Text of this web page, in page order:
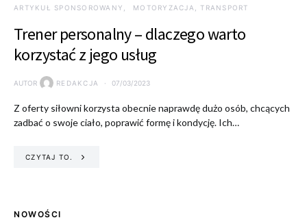
ARTYKUŁ SPONSOROWANY MOTORYZACJA, TRANSPORT
Trener personalny – dlaczego warto
korzystać z jego usług
AUTOR REDAKCJA 07/03/2023
Z oferty siłowni korzysta obecnie naprawdę dużo osób, chcących
zadbać o swoje ciało, poprawić formę i kondycję. Ich…
CZYTAJ TO.
NOWOŚCI